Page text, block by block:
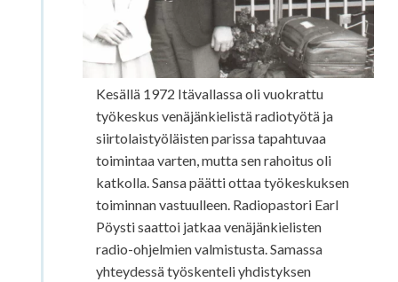
Kesällä 1972 Itävallassa oli vuokrattu
työkeskus venäjänkielistä radiotyötä ja
siirtolaistyöläisten parissa tapahtuvaa
toimintaa varten, mutta sen rahoitus oli
katkolla. Sansa päätti ottaa työkeskuksen
toiminnan vastuulleen. Radiopastori Earl
Pöysti saattoi jatkaa venäjänkielisten
radio-ohjelmien valmistusta. Samassa
yhteydessä työskenteli yhdistyksen